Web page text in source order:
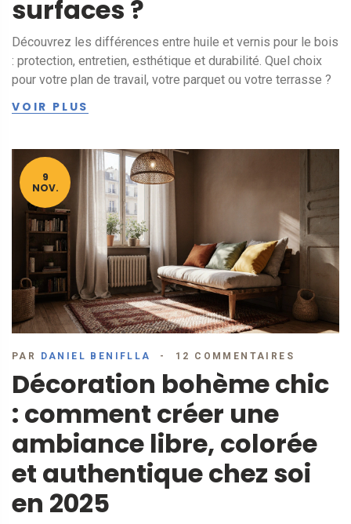
surfaces ?
Découvrez les différences entre huile et vernis pour le bois
: protection, entretien, esthétique et durabilité. Quel choix
pour votre plan de travail, votre parquet ou votre terrasse ?
VOIR PLUS
9
NOV.
PAR DANIEL BENIFLLA 12 COMMENTAIRES
Décoration bohème chic
: comment créer une
ambiance libre, colorée
et authentique chez soi
en 2025